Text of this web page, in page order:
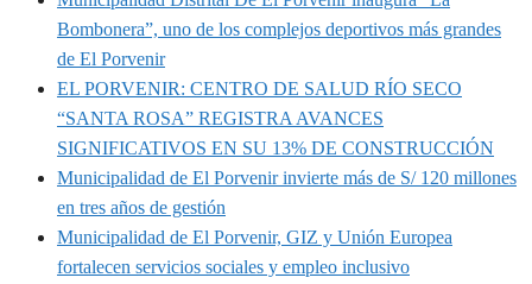
Bombonera”, uno de los complejos deportivos más grandes
de El Porvenir
EL PORVENIR: CENTRO DE SALUD RÍO SECO
“SANTA ROSA” REGISTRA AVANCES
SIGNIFICATIVOS EN SU 13% DE CONSTRUCCIÓN
Municipalidad de El Porvenir invierte más de S/ 120 millones
en tres años de gestión
Municipalidad de El Porvenir, GIZ y Unión Europea
fortalecen servicios sociales y empleo inclusivo